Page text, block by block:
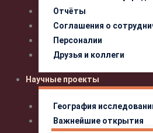
Отчёты
Соглашения о
Персоналии
Друзья и коллеги
Научные проекты
География
Важнейшие открытия